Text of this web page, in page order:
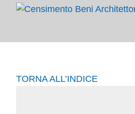
Salta
TORNA ALL’INDICE